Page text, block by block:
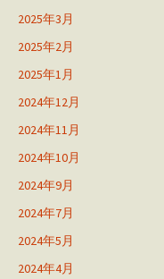
2025年3月
2025年2月
2025年1月
2024年12月
2024年11月
2024年10月
2024年9月
2024年7月
2024年5月
2024年4月